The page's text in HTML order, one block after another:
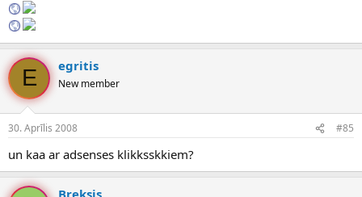
E egritis
New member
30. Aprīlis 2008 #85
un kaa ar adsenses klikksskkiem?